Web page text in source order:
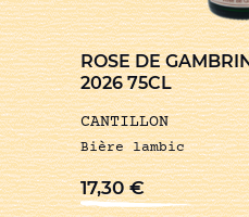
ROSE DE
2026 75CL
CANTILLON
Bière lambic
17,30€